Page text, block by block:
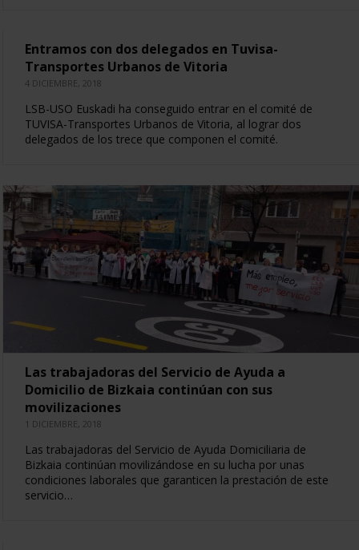
Entramos con dos delegados en Tuvisa-
Transportes Urbanos de Vitoria
4 DICIEMBRE, 2018
LSB-USO Euskadi ha conseguido entrar en el comité de
TUVISA-Transportes Urbanos de Vitoria, al lograr dos
delegados de los trece que componen el comité.
Las trabajadoras del Servicio de Ayuda a
Domicilio de Bizkaia continúan con sus
movilizaciones
1 DICIEMBRE, 2018
Las trabajadoras del Servicio de Ayuda Domiciliaria de
Bizkaia continúan movilizándose en su lucha por unas
condiciones laborales que garanticen la prestación de este
servicio…